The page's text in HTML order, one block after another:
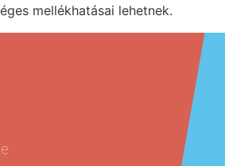
mellékhatásai lehetnek.